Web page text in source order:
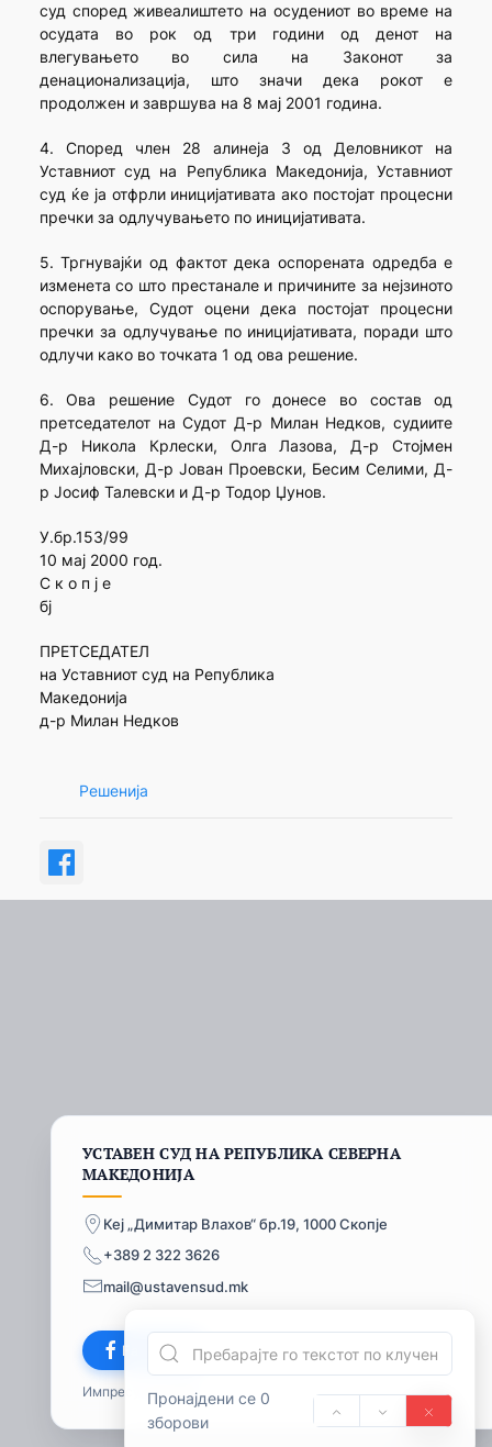
Пронајдени се 0
зборови
суд според живеалиштето на осудениот во време на
осудата во рок од три години од денот на
влегувањето во сила на Законот за
денационализација, што значи дека рокот е
продолжен и завршува на 8 мај 2001 година.
4. Според член 28 алинеја 3 од Деловникот на
Уставниот суд на Република Македонија, Уставниот
суд ќе ја отфрли иницијативата ако постојат процесни
пречки за одлучувањето по иницијативата.
5. Тргнувајќи од фактот дека оспорената одредба е
изменета со што престанале и причините за нејзиното
оспорување, Судот оцени дека постојат процесни
пречки за одлучување по иницијативата, поради што
одлучи како во точката 1 од ова решение.
6. Ова решение Судот го донесе во состав од
претседателот на Судот Д-р Милан Недков, судиите
Д-р Никола Крлески, Олга Лазова, Д-р Стојмен
Михајловски, Д-р Јован Проевски, Бесим Селими, Д-
р Јосиф Талевски и Д-р Тодор Џунов.
У.бр.153/99
10 мај 2000 год.
С к о п ј е
бј
ПРЕТСЕДАТЕЛ
на Уставниот суд на Република
Македонија
д-р Милан Недков
Решенија
УСТАВЕН СУД НА РЕПУБЛИКА СЕВЕРНА
МАКЕДОНИЈА
Кеј „Димитар Влахов“ бр.19, 1000 Скопје
+389 2 322 3626
mail@ustavensud.mk
Facebook
Импресум© 2026